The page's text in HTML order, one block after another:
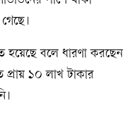
হয়েছে বলে ধারণা করছেন
প্রায় ১০ লাখ টাকার